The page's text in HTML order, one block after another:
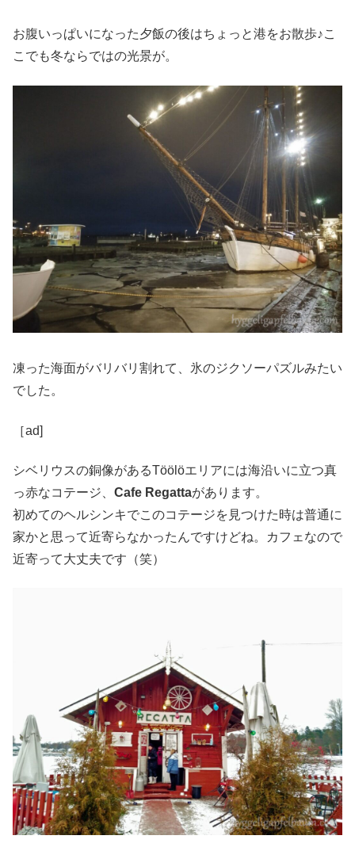
お腹いっぱいになった夕飯の後はちょっと港をお散歩♪こ
こでも冬ならではの光景が。
凍った海面がバリバリ割れて、氷のジクソーパズルみたい
でした。
［ad]
シベリウスの銅像があるTöölöエリアには海沿いに立つ真
っ赤なコテージ、 Cafe Regattaがあります。
初めてのヘルシンキでこのコテージを見つけた時は普通に
家かと思って近寄らなかったんですけどね。カフェなので
近寄って大丈夫です（笑）